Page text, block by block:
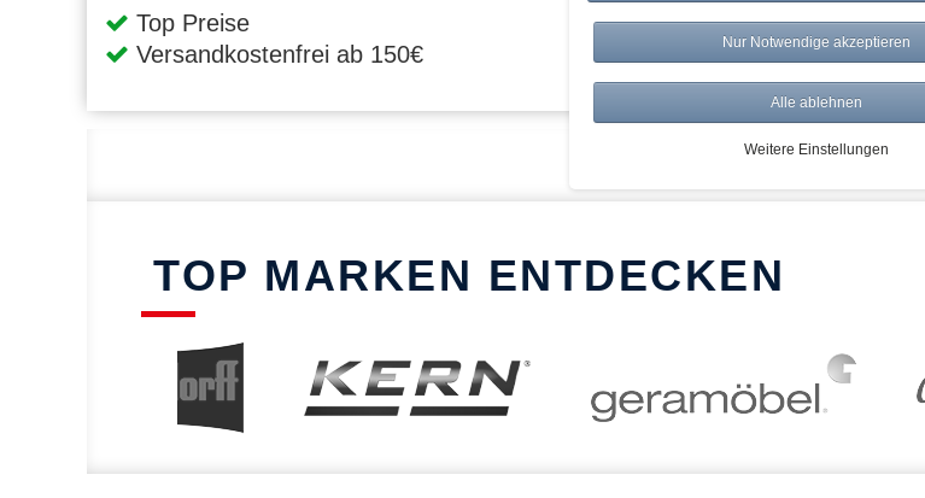
Top Preise
Versandkostenfrei ab 150€
Risikolos: 14 Tage Rückgabe
Über 20.000 Artikel
TOP MARKEN ENTDECKEN
Nur Notwendige akzeptieren
Alle ablehnen
Weitere Einstellungen